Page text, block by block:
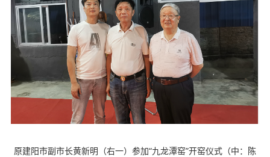
原建阳市副市长黄新明（右一）参加“九龙潭窑”开窑仪式（中：陈